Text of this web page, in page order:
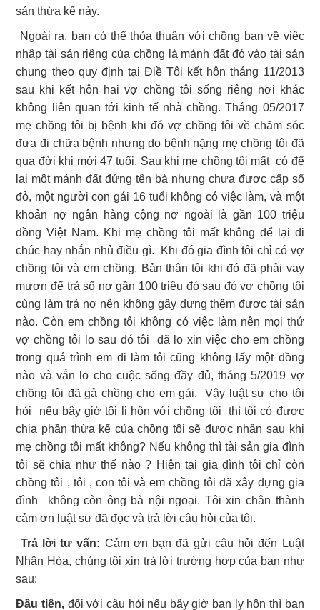
sản thừa kế này.
Ngoài ra, bạn có thể thỏa thuận với chồng bạn về việc
nhập tài sản riêng của chồng là mảnh đất đó vào tài sản
chung theo quy định tại Điề Tôi kết hôn tháng 11/2013
sau khi kết hôn hai vợ chồng tôi sống riêng nơi khác
không liên quan tới kinh tế nhà chồng. Tháng 05/2017
mẹ chồng tôi bị bệnh khi đó vợ chồng tôi về chăm sóc
đưa đi chữa bệnh nhưng do bệnh nặng mẹ chồng tôi đã
qua đời khi mới 47 tuổi. Sau khi mẹ chồng tôi mất có để
lại một mảnh đất đứng tên bà nhưng chưa được cấp sổ
đỏ, một người con gái 16 tuổi không có việc làm, và một
khoản nợ ngân hàng cộng nợ ngoài là gần 100 triệu
đồng Việt Nam. Khi mẹ chồng tôi mất không để lại di
chúc hay nhắn nhủ điều gì. Khi đó gia đình tôi chỉ có vợ
chồng tôi và em chồng. Bản thân tôi khi đó đã phải vay
mượn để trả số nợ gần 100 triệu đó sau đó vợ chồng tôi
cùng làm trả nợ nên không gây dựng thêm được tài sản
nào. Còn em chồng tôi không có việc làm nên mọi thứ
vợ chồng tôi lo sau đó tôi đã lo xin việc cho em chồng
trong quá trình em đi làm tôi cũng không lấy một đồng
nào và vẫn lo cho cuộc sống đầy đủ, tháng 5/2019 vợ
chồng tôi đã gả chồng cho em gái. Vậy luật sư cho tôi
hỏi nếu bây giờ tôi li hôn với chồng tôi thì tôi có được
chia phần thừa kế của chồng tôi sẽ được nhận sau khi
mẹ chồng tôi mất không? Nếu không thì tài sản gia đình
tôi sẽ chia như thế nào ? Hiện tại gia đình tôi chỉ còn
chồng tôi , tôi , con tôi và em chồng tôi đã xây dựng gia
đình không còn ông bà nội ngoại. Tôi xin chân thành
cảm ơn luật sư đã đọc và trả lời câu hỏi của tôi.
Trả lời tư vấn: Cảm ơn bạn đã gửi câu hỏi đến Luật
Nhân Hòa, chúng tôi xin trả lời trường hợp của bạn như
sau:
Đầu tiên, đối với câu hỏi nếu bây giờ bạn ly hôn thì bạn